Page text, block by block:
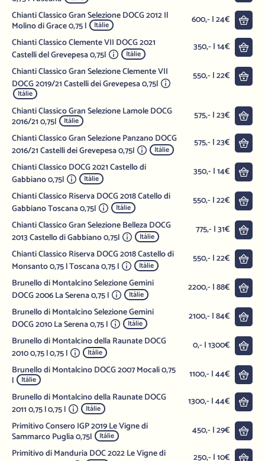
Chianti Classico Gran Selezione DOCG 2012 Il
Molino di Grace 0,75 l Itálie 600,- | 24€
Chianti Classico Clemente VII DOCG 2021
Castelli del Grevepesa 0,75l
Itálie
350,- | 14€
Chianti Classico Gran Selezione Clemente VII
DOCG 2019/21 Castelli dei Grevepesa 0,75l
Itálie
550,- | 22€
Chianti Classico Gran Selezione Lamole DOCG
2016/21 0,75l Itálie 575,- | 23€
Chianti Classico Gran Selezione Panzano DOCG
2016/21 Castelli dei Grevepesa 0,75l
Itálie
575,- | 23€
Chianti Classico DOCG 2021 Castello di
Gabbiano 0,75l
Itálie
350,- | 14€
Chianti Classico Riserva DOCG 2018 Catello di
Gabbiano Toscana 0,75l
Itálie
550,- | 22€
Chianti Classico Gran Selezione Belleza DOCG
2013 Castello di Gabbiano 0,75l
Itálie
775,- | 31€
Chianti Classico Riserva DOCG 2018 Castello di
Monsanto 0,75 l Toscana 0,75 l
Itálie
550,- | 22€
Brunello di Montalcino Selezione Gemini
DOCG 2006 La Serena 0,75 l
Itálie
2200,- | 88€
Brunello di Montalcino Selezione Gemini
DOCG 2010 La Serena 0,75 l
Itálie
2100,- | 84€
Brunello di Montalcino della Raunate DOCG
2010 0,75 l 0,75 l
Itálie
0,- | 1300€
Brunello di Montalcino DOCG 2007 Mocali 0,75
l Itálie 1100,- | 44€
Brunello di Montalcino della Raunate DOCG
2011 0,75 l 0,75 l
Itálie
1300,- | 44€
Primitivo Consero IGP 2019 Le Vigne di
Sammarco Puglia 0,75l Itálie 450,- | 29€
Primitivo di Manduria DOC 2022 Le Vigne di
250,- | 10€